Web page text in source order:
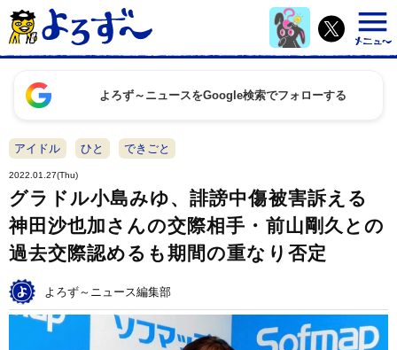
よろず～ニュースをGoogle検索でフォローする
アイドル ひと できごと
2022.01.27(Thu)
グラドル小島みゆ、誹謗中傷被害訴える
神田沙也加さんの交際相手・前山剛久との
過去交際認めるも期間の重なり否定
よろず～ニュース編集部